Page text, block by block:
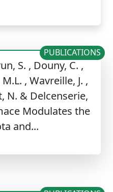
S. , Douny, C. ,
, Wavreille, J. ,
N. & Delcenserie,
Modulates the
and...
PUBLICATIONS